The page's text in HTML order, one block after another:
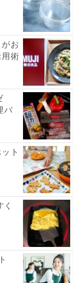
お
用術
バ
ト